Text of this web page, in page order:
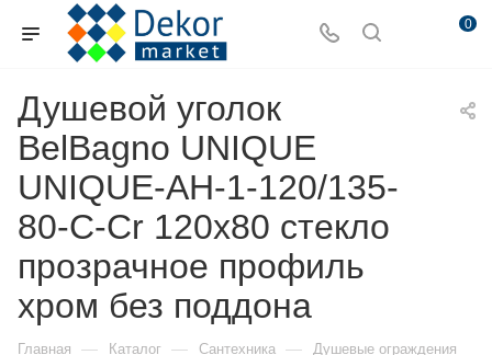
0
Душевой уголок
BelBagno UNIQUE
UNIQUE-AH-1-120/135-
80-C-Cr 120х80 стекло
прозрачное профиль
хром без поддона
Главная — Каталог — Сантехника — Душевые ограждения